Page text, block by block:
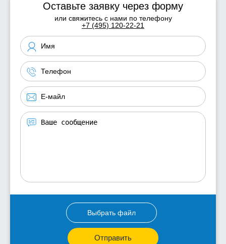
Оставьте заявку через форму
или свяжитесь с нами по телефону
+7 (495) 120-22-21
Выбрать файл
Отправить